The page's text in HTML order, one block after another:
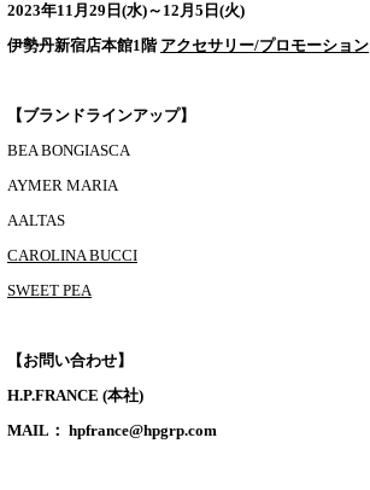
2023年11月29日(水)～12月5日(火)
伊勢丹新宿店本館1階 アクセサリー/プロモーション
【ブランドラインアップ】
BEA BONGIASCA
AYMER MARIA
AALTAS
CAROLINA BUCCI
SWEET PEA
【お問い合わせ】
H.P.FRANCE (本社)
MAIL： hpfrance@hpgrp.com